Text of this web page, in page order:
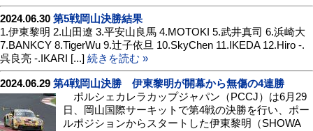
2024.06.30 第5戦岡山決勝結果
1.伊東黎明 2.山田遼 3.平安山良馬 4.MOTOKI 5.武井真司 6.浜崎大
7.BANKCY 8.TigerWu 9.辻子依旦 10.SkyChen 11.IKEDA 12.Hiro -.
呉良亮 -.IKARI [...] 続きを読む »
2024.06.29 第4戦岡山決勝 伊東黎明が開幕から無傷の4連勝
ポルシェカレラカップジャパン（PCCJ）は6月29
日、岡山国際サーキットで第4戦の決勝を行い、ポー
ルポジションからスタートした伊東黎明（SHOWA